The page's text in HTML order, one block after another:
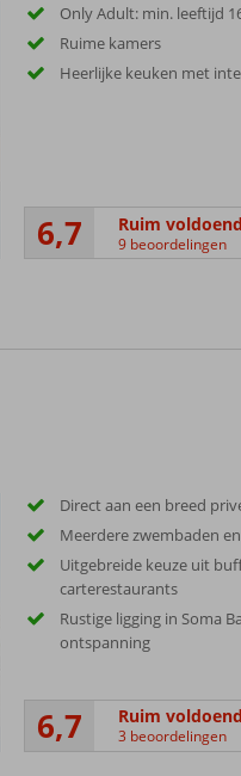
Only Adult: min. leeftijd
Ruime kamers
Heerlijke keuken met
6,7 Ruim
9 beoordelingen
Direct aan een breed
Meerdere zwembaden
Uitgebreide keuze uit
carterestaurants
Rustige ligging in Soma
ontspanning
6,7 Ruim
3 beoordelingen